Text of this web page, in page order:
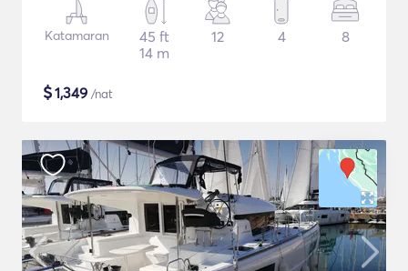
Katamaran
45 ft
14 m
12 4 8
$1,349 /nat